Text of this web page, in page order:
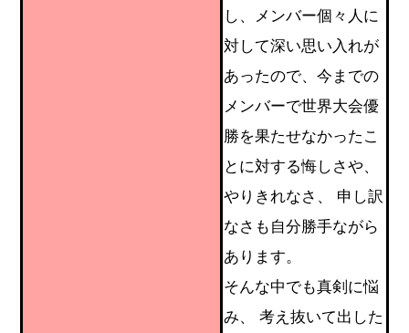
し、メンバー個々人に
対して深い思い入れが
あったので、今までの
メンバーで世界大会優
勝を果たせなかったこ
とに対する悔しさや、
やりきれなさ、 申し訳
なさも自分勝手ながら
あります。
そんな中でも真剣に悩
み、 考え抜いて出した